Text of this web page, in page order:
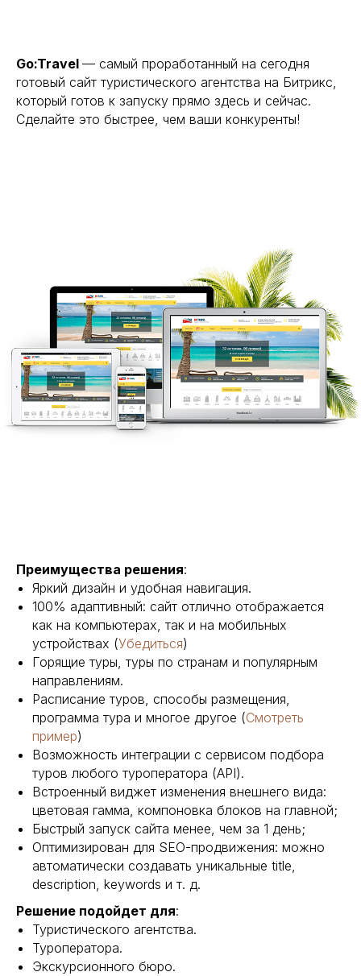
Go:Travel — самый проработанный на сегодня
готовый сайт туристического агентства на Битрикс,
который готов к запуску прямо здесь и сейчас.
Сделайте это быстрее, чем ваши конкуренты!
Преимущества решения:
Яркий дизайн и удобная навигация.
100% адаптивный: сайт отлично отображается
как на компьютерах, так и на мобильных
устройствах (Убедиться)
Горящие туры, туры по странам и популярным
направлениям.
Расписание туров, способы размещения,
программа тура и многое другое (Смотреть
пример)
Возможность интеграции с сервисом подбора
туров любого туроператора (API).
Встроенный виджет изменения внешнего вида:
цветовая гамма, компоновка блоков на главной;
Быстрый запуск сайта менее, чем за 1 день;
Оптимизирован для SEO-продвижения: можно
автоматически создавать уникальные title,
description, keywords и т. д.
Решение подойдет для:
Туристического агентства.
Туроператора.
Экскурсионного бюро.